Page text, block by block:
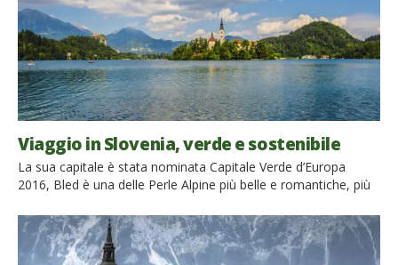
Viaggio in Slovenia, verde e sostenibile
La sua capitale è stata nominata Capitale Verde d’Europa
2016, Bled è una delle Perle Alpine più belle e romantiche, più
parchi naturali e l’unico parco nazionale permettono di scoprire
diversi ecosistemi, passando dalle grotte e dal mondo
sotterraneo sino alle alte […]